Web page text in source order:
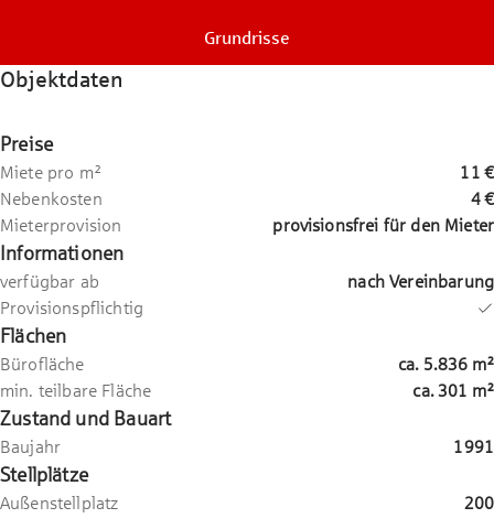
Grundrisse
Objektdaten
Preise
Miete pro m²
11 €
Nebenkosten
4 €
Mieterprovision
provisionsfrei für den Mieter
Informationen
verfügbar ab
nach Vereinbarung
Provisionspflichtig
Flächen
Bürofläche ca. 5.836 m²
min. teilbare Fläche
ca.301 m²
Zustand und Bauart
Baujahr 1991
Stellplätze
Außenstellplatz 200